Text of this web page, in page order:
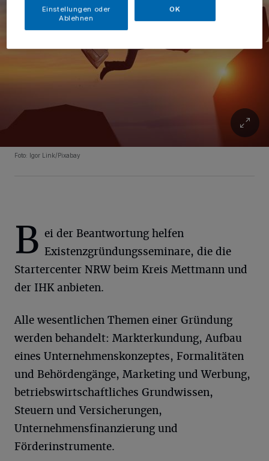
Foto: Igor Link/Pixabay
B ei der Beantwortung helfen
Existenzgründungsseminare, die die
Startercenter NRW beim Kreis Mettmann und
der IHK anbieten.
Alle wesentlichen Themen einer Gründung
werden behandelt: Markterkundung, Aufbau
eines Unternehmenskonzeptes, Formalitäten
und Behördengänge, Marketing und Werbung,
betriebswirtschaftliches Grundwissen,
Steuern und Versicherungen,
Unternehmensfinanzierung und
Förderinstrumente.
Einstellungen oder
Ablehnen
OK